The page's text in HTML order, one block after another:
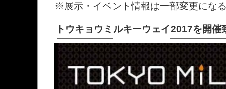
※展示・イベント情報は一部変更にな
トウキョウミルキーウェイ2017を開催